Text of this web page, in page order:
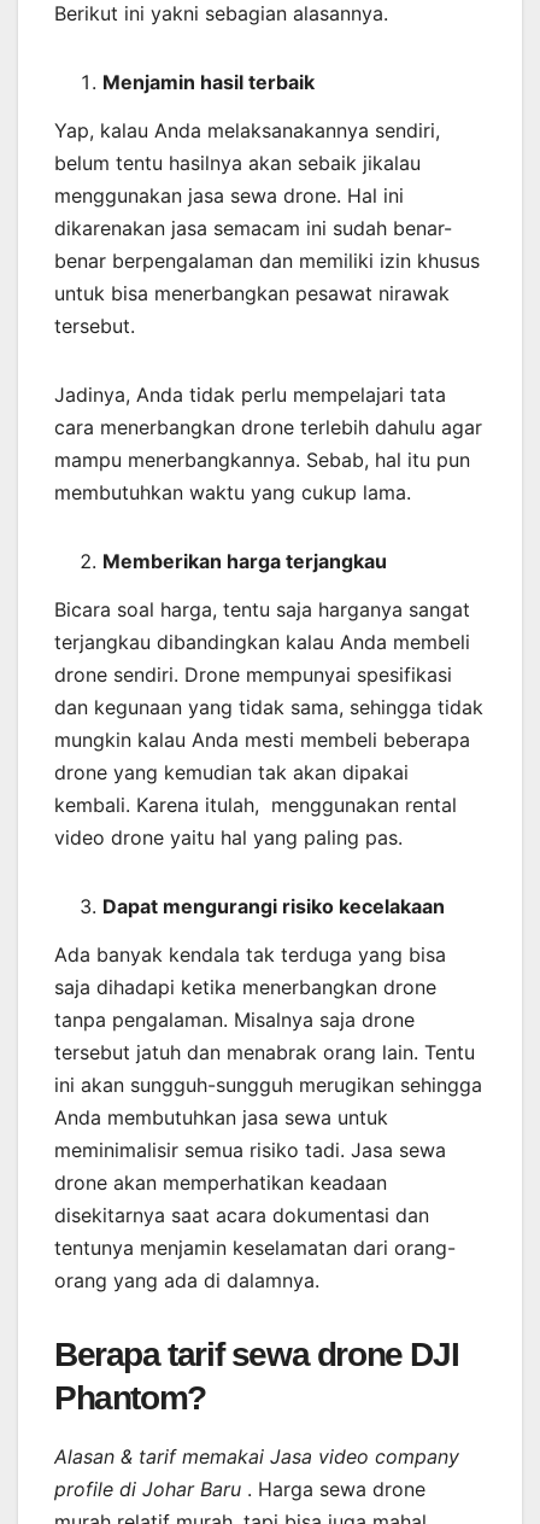
Berikut ini yakni sebagian alasannya.
Menjamin hasil terbaik
Yap, kalau Anda melaksanakannya sendiri,
belum tentu hasilnya akan sebaik jikalau
menggunakan jasa sewa drone. Hal ini
dikarenakan jasa semacam ini sudah benar-
benar berpengalaman dan memiliki izin khusus
untuk bisa menerbangkan pesawat nirawak
tersebut.
Jadinya, Anda tidak perlu mempelajari tata
cara menerbangkan drone terlebih dahulu agar
mampu menerbangkannya. Sebab, hal itu pun
membutuhkan waktu yang cukup lama.
Memberikan harga terjangkau
Bicara soal harga, tentu saja harganya sangat
terjangkau dibandingkan kalau Anda membeli
drone sendiri. Drone mempunyai spesifikasi
dan kegunaan yang tidak sama, sehingga tidak
mungkin kalau Anda mesti membeli beberapa
drone yang kemudian tak akan dipakai
kembali. Karena itulah, menggunakan rental
video drone yaitu hal yang paling pas.
Dapat mengurangi risiko kecelakaan
Ada banyak kendala tak terduga yang bisa
saja dihadapi ketika menerbangkan drone
tanpa pengalaman. Misalnya saja drone
tersebut jatuh dan menabrak orang lain. Tentu
ini akan sungguh-sungguh merugikan sehingga
Anda membutuhkan jasa sewa untuk
meminimalisir semua risiko tadi. Jasa sewa
drone akan memperhatikan keadaan
disekitarnya saat acara dokumentasi dan
tentunya menjamin keselamatan dari orang-
orang yang ada di dalamnya.
Berapa tarif sewa drone DJI
Phantom?
Alasan & tarif memakai Jasa video company
profile di Johar Baru . Harga sewa drone